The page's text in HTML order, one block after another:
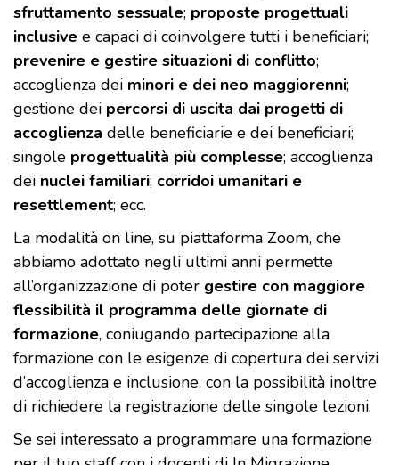
sfruttamento sessuale; proposte progettuali
inclusive e capaci di coinvolgere tutti i beneficiari;
prevenire e gestire situazioni di conflitto;
accoglienza dei minori e dei neo maggiorenni;
gestione dei percorsi di uscita dai progetti di
accoglienza delle beneficiarie e dei beneficiari;
singole progettualità più complesse; accoglienza
dei nuclei familiari; corridoi umanitari e
resettlement; ecc.
La modalità on line, su piattaforma Zoom, che
abbiamo adottato negli ultimi anni permette
all’organizzazione di poter gestire con maggiore
flessibilità il programma delle giornate di
formazione, coniugando partecipazione alla
formazione con le esigenze di copertura dei servizi
d’accoglienza e inclusione, con la possibilità inoltre
di richiedere la registrazione delle singole lezioni.
Se sei interessato a programmare una formazione